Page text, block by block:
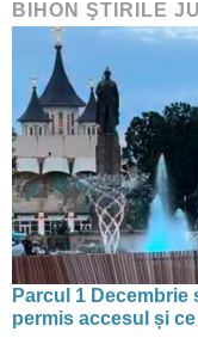
BIHON ŞTIRILE
Parcul 1
permis accesul și